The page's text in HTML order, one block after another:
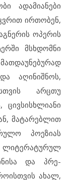
ადამიანები
ირთობენ,
ოპერის
მსხდომნი
აღინიშნოს,
არცთუ
მატარებლით
პოეზიას
და პრე-
ახალ,